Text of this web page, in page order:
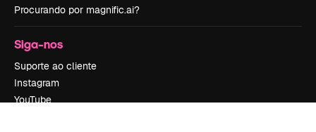
Procurando por magnific.ai?
Siga-nos
Suporte ao cliente
Instagram
YouTube